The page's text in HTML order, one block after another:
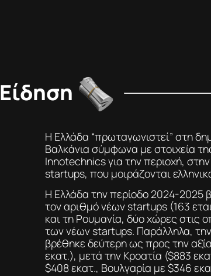
Είδηση
Η Ελλάδα “πρωταγωνιστεί” στη
Βαλκάνια σύμφωνα με στοιχεία
Innotechnics για την περιοχή,
startups, που μοιράζονται
Η Ελλάδα την περίοδο 2024-2025
τον αριθμό νέων startups (163
και τη Ρουμανία, δύο χώρες στις
των νέων startups. Παράλληλα,
βρέθηκε δεύτερη ως προς την
εκατ.), μετά την Κροατία ($883
$408 εκατ., Βουλγαρία με $346